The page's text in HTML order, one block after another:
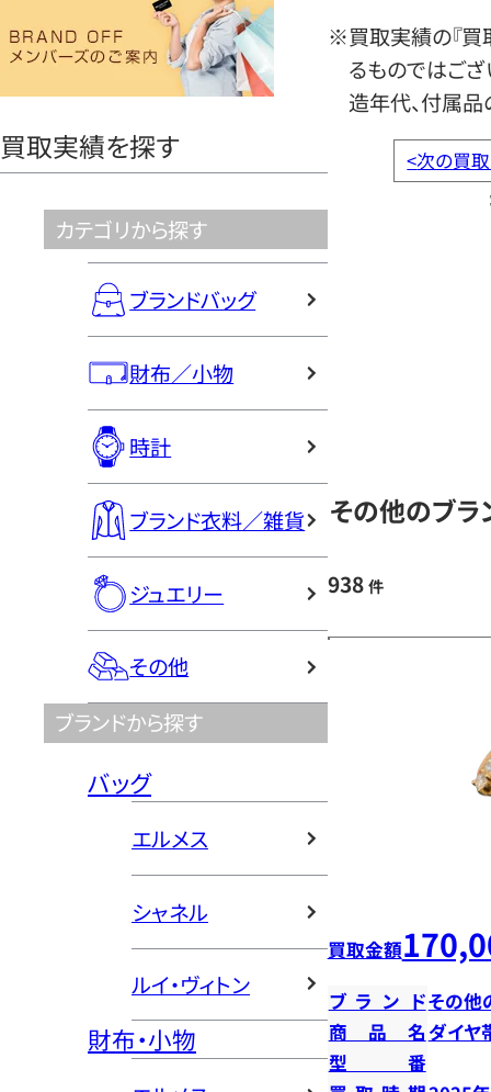
ヤ
買取実績を探す
カテゴリから探す
ブランドバッグ
財布／小物
時計
ブランド衣料／雑貨
ジュエリー
その他
ブランドから探す
バッグ
エルメス
シャネル
ルイ・ヴィトン
財布・小物
※買取実績の『買
るものではござ
造年代、付属品
<次の買
その他のブラ
938 件
買取金額
ブランドその他
商品名ダイヤ
型番